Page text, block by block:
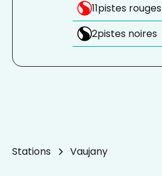
11pistes rouges
2pistes noires
Stations Vaujany